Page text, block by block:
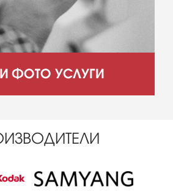
ФОТО УСЛУГИ